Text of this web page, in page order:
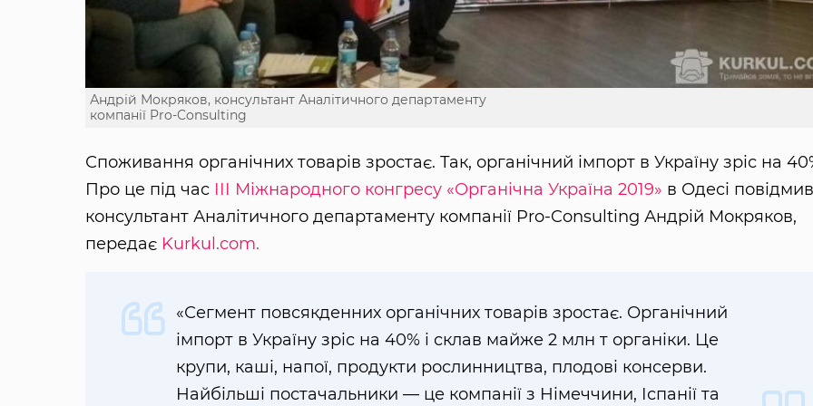
Андрій Мокряков, консультант Аналітичного департаменту
компанії Pro-Consulting
Споживання органічних товарів зростає. Так, органічний імпорт в Україну зріс на
Про це під часІІІ Міжнародного конгресу «Органічна Україна 2019» в Одесі повідмив
консультант Аналітичного департаменту компанії Pro-Consulting Андрій Мокряков,
передає Kurkul.com.
«Сегмент повсякденних органічних товарів зростає. Органічний
імпорт в Україну зріс на 40% і склав майже 2 млн т органіки. Це
крупи, каші, напої, продукти рослинництва, плодові консерви.
Найбільші постачальники — це компанії з Німеччини, Іспанії та